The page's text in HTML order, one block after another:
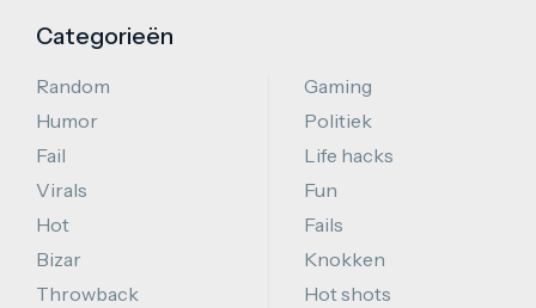
Categorieën
Random
Humor
Fail
Virals
Hot
Bizar
Throwback
Gaming
Politiek
Life hacks
Fun
Fails
Knokken
Hot shots